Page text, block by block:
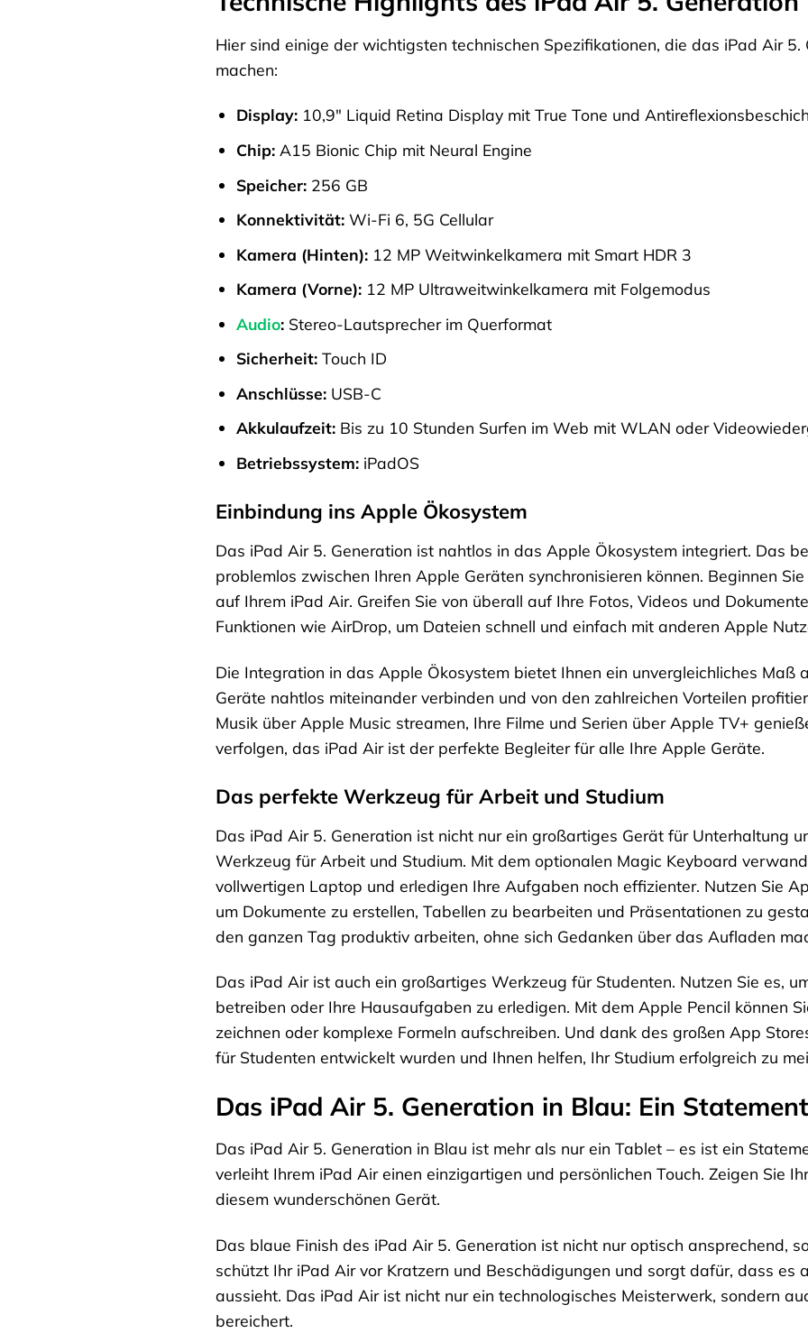
Hier sind einige der wichtigsten technischen Spezifikationen, die das iPad Air
machen:
Display:10,9″ Liquid Retina Display mit True Tone und
Chip:A15 Bionic Chip mit Neural Engine
Speicher:256 GB
Konnektivität:Wi-Fi 6, 5G Cellular
Kamera (Hinten):12 MP Weitwinkelkamera mit Smart HDR 3
Kamera (Vorne):12 MP Ultraweitwinkelkamera mit Folgemodus
Audio:Stereo-Lautsprecher im Querformat
Sicherheit:Touch ID
Anschlüsse:USB-C
Akkulaufzeit:Bis zu 10 Stunden Surfen im Web mit WLAN oder
Betriebssystem:iPadOS
Einbindung ins Apple Ökosystem
Das iPad Air 5. Generation ist nahtlos in das Apple Ökosystem integriert. Das
problemlos zwischen Ihren Apple Geräten synchronisieren können. Beginnen
auf Ihrem iPad Air. Greifen Sie von überall auf Ihre Fotos, Videos und
Funktionen wie AirDrop, um Dateien schnell und einfach mit anderen Apple
Die Integration in das Apple Ökosystem bietet Ihnen ein unvergleichliches Maß
Geräte nahtlos miteinander verbinden und von den zahlreichen Vorteilen
Musik über Apple Music streamen, Ihre Filme und Serien über Apple TV+
verfolgen, das iPad Air ist der perfekte Begleiter für alle Ihre Apple Geräte.
Das perfekte Werkzeug für Arbeit und Studium
Das iPad Air 5. Generation ist nicht nur ein großartiges Gerät für Unterhaltung
Werkzeug für Arbeit und Studium. Mit dem optionalen Magic Keyboard
vollwertigen Laptop und erledigen Ihre Aufgaben noch effizienter. Nutzen Sie
um Dokumente zu erstellen, Tabellen zu bearbeiten und Präsentationen zu
den ganzen Tag produktiv arbeiten, ohne sich Gedanken über das Aufladen
Das iPad Air ist auch ein großartiges Werkzeug für Studenten. Nutzen Sie es,
betreiben oder Ihre Hausaufgaben zu erledigen. Mit dem Apple Pencil können
zeichnen oder komplexe Formeln aufschreiben. Und dank des großen App
für Studenten entwickelt wurden und Ihnen helfen, Ihr Studium erfolgreich zu
Das iPad Air 5. Generation in Blau: Ein Statement
Das iPad Air 5. Generation in Blau ist mehr als nur ein Tablet – es ist ein
verleiht Ihrem iPad Air einen einzigartigen und persönlichen Touch. Zeigen Sie
diesem wunderschönen Gerät.
Das blaue Finish des iPad Air 5. Generation ist nicht nur optisch ansprechend,
schützt Ihr iPad Air vor Kratzern und Beschädigungen und sorgt dafür, dass es
aussieht. Das iPad Air ist nicht nur ein technologisches Meisterwerk, sondern
bereichert.